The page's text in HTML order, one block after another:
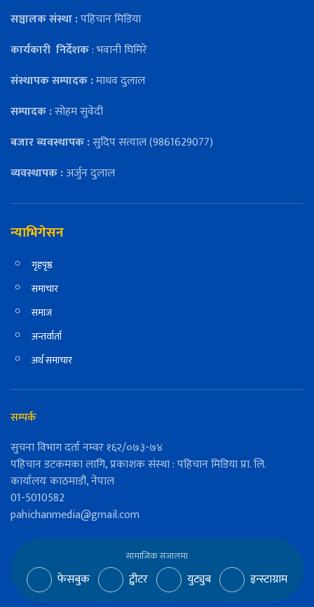
सञ्चालक संस्था :पहिचान मिडिया
कार्यकारी निर्देशक: भवानी घिमिरे
संस्थापक सम्पादक :माधव दुलाल
सम्पादक :सोहम सुवेदी
बजार ब्यवस्थापक :सुदिप सत्याल (9861629077)
व्यवस्थापक :अर्जुन दुलाल
न्याभिगेसन
गृहपृष्ठ
समाचार
समाज
अन्तर्वार्ता
अर्थ समाचार
सम्पर्क
सुचना विभाग दर्ता नम्वर १६२/०७३-७४
पहिचान डटकमका लागि, प्रकाशक संस्था : पहिचान मिडिया प्रा. लि.
कार्यालयः काठमाडौं, नेपाल
01-5010582
pahichanmedia@gmail.com
सामाजिक संजालमा
फेसबुक ट्वीटर युट्युब इन्स्टाग्राम